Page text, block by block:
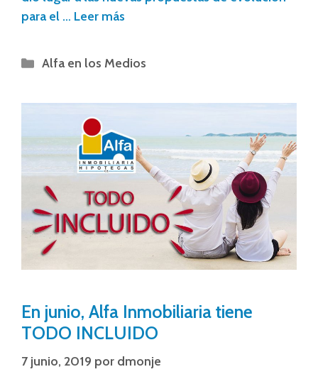
para el … Leer más
Alfa en los Medios
En junio, Alfa Inmobiliaria tiene
TODO INCLUIDO
7 junio, 2019 por dmonje